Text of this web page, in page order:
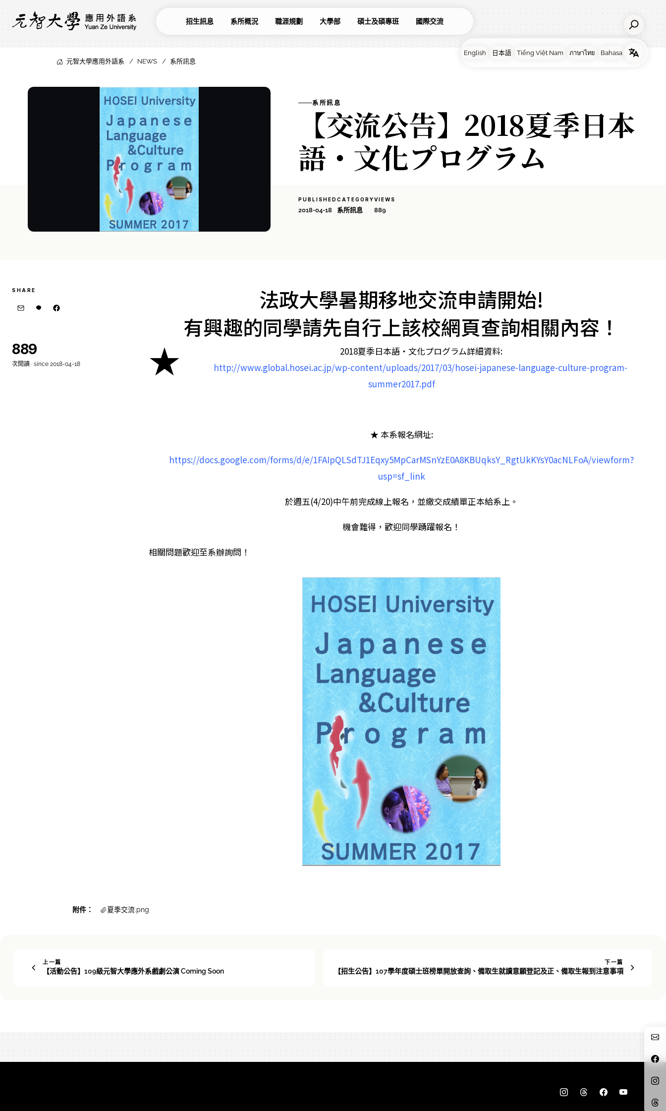
招生訊息 系所概況 職涯規劃 大學部 碩士及碩專班 國際交流
元智大學應用外語系 NEWS 系所訊息
系所訊息
【交流公告】2018夏季日本
語・文化プログラム
PUBLISHED
2018-04-18
CATEGORY
系所訊息
VIEWS
889
SHARE
889
次閱讀 · since 2018-04-18
法政大學暑期移地交流申請開始!
有興趣的同學請先自行上該校網頁查詢相關內容！
★
2018夏季日本語・文化プログラム詳細資料:
http://www.global.hosei.ac.jp/wp-content/uploads/2017/03/hosei-japanese-language-culture-program-
summer2017.pdf
★ 本系報名網址:
https://docs.google.com/forms/d/e/1FAIpQLSdTJ1Eqxy5MpCarMSnYzE0A8KBUqksY_RgtUkKYsY0acNLFoA/viewform?
usp=sf_link
於週五(4/20)中午前完成線上報名，並繳交成績單正本給系上。
機會難得，歡迎同學踴躍報名！
相關問題歡迎至系辦詢問！
附件： 夏季交流.png
上一篇
【活動公告】109級元智大學應外系戲劇公演 Coming Soon
下一篇
【招生公告】107學年度碩士班榜單開放查詢、備取生就讀意願登記及正、備取生報到注意事項